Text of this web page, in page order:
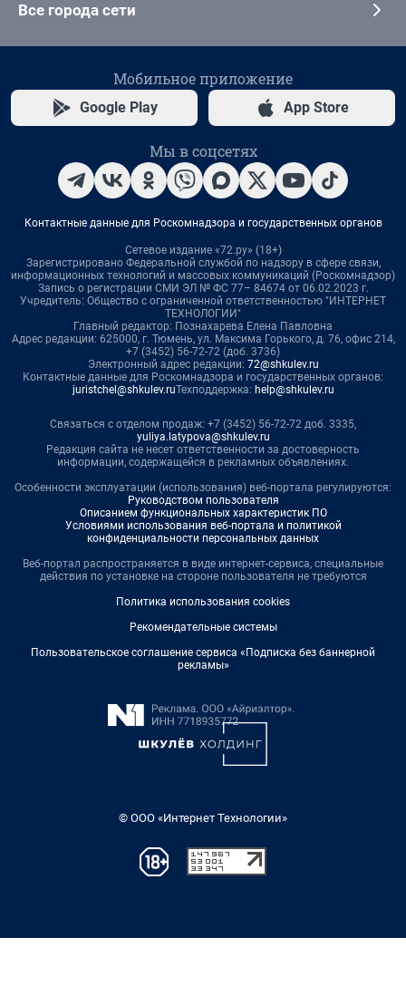
Все города сети
Мобильное приложение
Google Play App Store
Мы в соцсетях
Контактные данные для Роскомнадзора и государственных органов
Сетевое издание «72.ру» (18+)
Зарегистрировано Федеральной службой по надзору в сфере связи,
информационных технологий и массовых коммуникаций (Роскомнадзор)
Запись о регистрации СМИ ЭЛ № ФС 77– 84674 от 06.02.2023 г.
Учредитель: Общество с ограниченной ответственностью "ИНТЕРНЕТ
ТЕХНОЛОГИИ"
Главный редактор: Познахарева Елена Павловна
Адрес редакции: 625000, г. Тюмень, ул. Максима Горького, д. 76, офис 214,
+7 (3452) 56-72-72 (доб. 3736)
Электронный адрес редакции: 72@shkulev.ru
Контактные данные для Роскомнадзора и государственных органов:
juristchel@shkulev.ruТехподдержка: help@shkulev.ru
Связаться с отделом продаж: +7 (3452) 56-72-72 доб. 3335,
yuliya.latypova@shkulev.ru
Редакция сайта не несет ответственности за достоверность
информации, содержащейся в рекламных объявлениях.
Особенности эксплуатации (использования) веб-портала регулируются:
Руководством пользователя
Описанием функциональных характеристик ПО
Условиями использования веб-портала и политикой
конфиденциальности персональных данных
Веб-портал распространяется в виде интернет-сервиса, специальные
действия по установке на стороне пользователя не требуются
Политика использования cookies
Рекомендательные системы
Пользовательское соглашение сервиса «Подписка без баннерной
рекламы»
© ООО «Интернет Технологии»